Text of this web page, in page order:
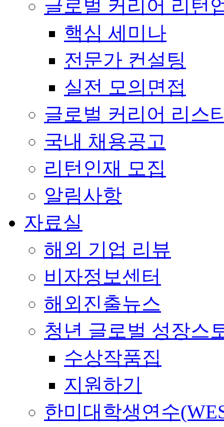
글로벌 커리어 리턴
핵심 세미나
전문가 컨설팅
실전 모의면접
글로벌 커리어 리스
국내 채용공고
리턴인재 모집
알림사항
자료실
해외 기업 리뷰
비자정보센터
해외진출뉴스
청년 글로벌 성장스
수상작품집
지원하기
한미대학생연수